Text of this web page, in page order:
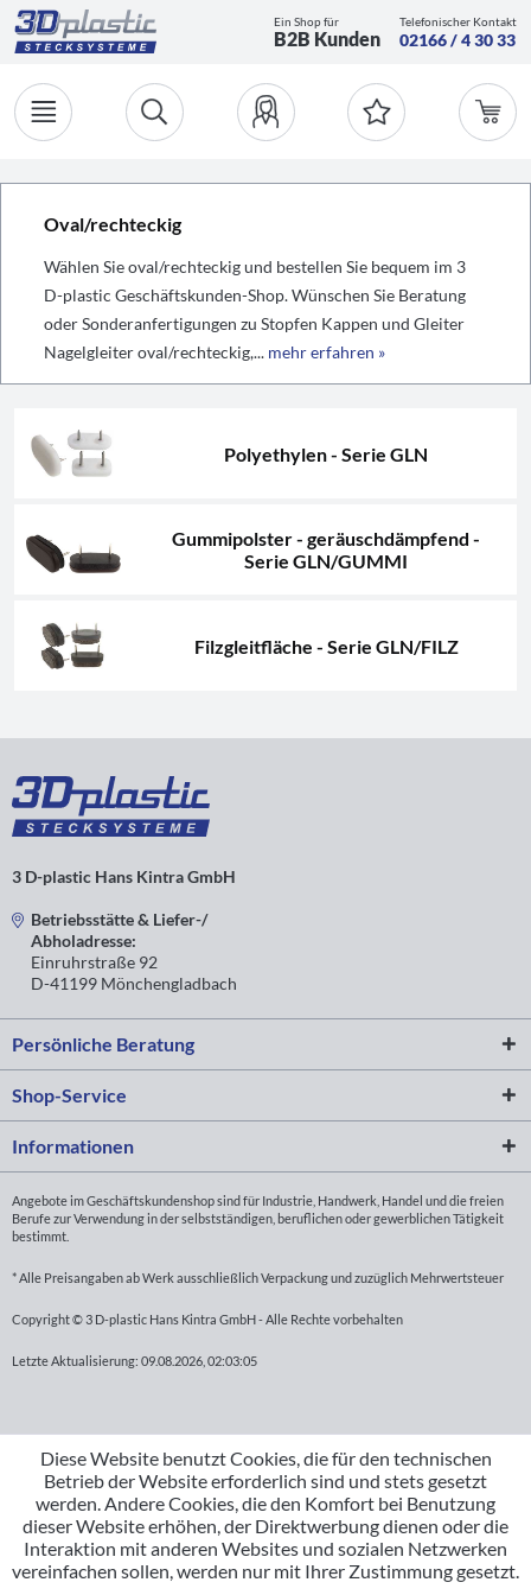
Ein Shop für
B2B Kunden
Telefonischer Kontakt
02166 / 4 30 33
Oval/rechteckig
Wählen Sie oval/rechteckig und bestellen Sie bequem im 3
D-plastic Geschäftskunden-Shop. Wünschen Sie Beratung
oder Sonderanfertigungen zu Stopfen Kappen und Gleiter
Nagelgleiter oval/rechteckig,... mehr erfahren »
Polyethylen - Serie GLN
Gummipolster - geräuschdämpfend -
Serie GLN/GUMMI
Filzgleitfläche - Serie GLN/FILZ
3 D-plastic Hans Kintra GmbH
Betriebsstätte & Liefer-/
Abholadresse:
Einruhrstraße 92
D-41199 Mönchengladbach
Persönliche Beratung
Shop-Service
Informationen
Angebote im Geschäftskundenshop sind für Industrie, Handwerk, Handel und die freien
Berufe zur Verwendung in der selbstständigen, beruflichen oder gewerblichen Tätigkeit
bestimmt.
* Alle Preisangaben ab Werk ausschließlich Verpackung und zuzüglich Mehrwertsteuer
Copyright © 3 D-plastic Hans Kintra GmbH - Alle Rechte vorbehalten
Letzte Aktualisierung: 09.08.2026, 02:03:05
Diese Website benutzt Cookies, die für den technischen
Betrieb der Website erforderlich sind und stets gesetzt
werden. Andere Cookies, die den Komfort bei Benutzung
dieser Website erhöhen, der Direktwerbung dienen oder die
Interaktion mit anderen Websites und sozialen Netzwerken
vereinfachen sollen, werden nur mit Ihrer Zustimmung gesetzt.